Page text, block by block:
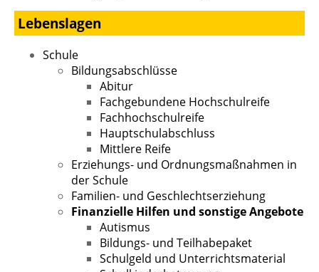
Lebenslagen
Schule
Bildungsabschlüsse
Abitur
Fachgebundene Hochschulreife
Fachhochschulreife
Hauptschulabschluss
Mittlere Reife
Erziehungs- und Ordnungsmaßnahmen in
der Schule
Familien- und Geschlechtserziehung
Finanzielle Hilfen und sonstige Angebote
Autismus
Bildungs- und Teilhabepaket
Schulgeld und Unterrichtsmaterial